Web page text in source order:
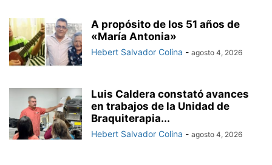
A propósito de los 51 años de
«María Antonia»
Hebert Salvador Colina - agosto 4, 2026
Luis Caldera constató avances
en trabajos de la Unidad de
Braquiterapia...
Hebert Salvador Colina - agosto 4, 2026